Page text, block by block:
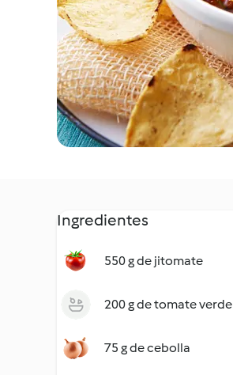
Ingredientes
550 g de jitomate
200 g de tomate verde
75 g de cebolla